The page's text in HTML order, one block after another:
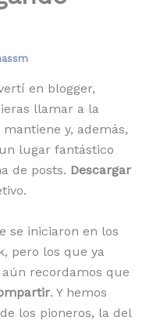
en blogger,
llamar a la
y, además,
lugar fantástico
de posts. Descargar
se iniciaron en los
pero los que ya
recordamos que
. Y hemos
los pioneros, la del